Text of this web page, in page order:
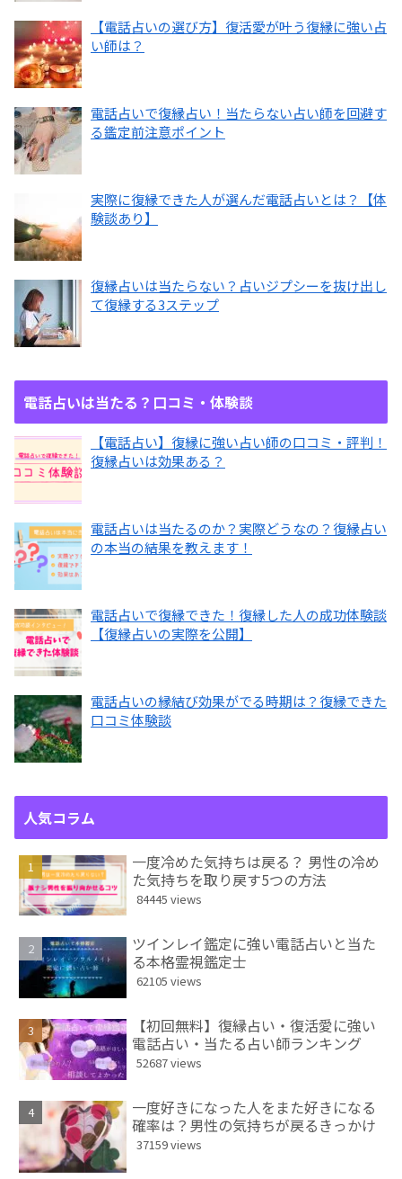
【電話占いの選び方】復活愛が叶う復縁に強い占
い師は？
電話占いで復縁占い！当たらない占い師を回避す
る鑑定前注意ポイント
実際に復縁できた人が選んだ電話占いとは？【体
験談あり】
復縁占いは当たらない？占いジプシーを抜け出し
て復縁する3ステップ
電話占いは当たる？口コミ・体験談
【電話占い】復縁に強い占い師の口コミ・評判！
復縁占いは効果ある？
電話占いは当たるのか？実際どうなの？復縁占い
の本当の結果を教えます！
電話占いで復縁できた！復縁した人の成功体験談
【復縁占いの実際を公開】
電話占いの縁結び効果がでる時期は？復縁できた
口コミ体験談
人気コラム
一度冷めた気持ちは戻る？ 男性の冷め
た気持ちを取り戻す5つの方法
84445 views
ツインレイ鑑定に強い電話占いと当た
る本格霊視鑑定士
62105 views
【初回無料】復縁占い・復活愛に強い
電話占い・当たる占い師ランキング
52687 views
一度好きになった人をまた好きになる
確率は？男性の気持ちが戻るきっかけ
37159 views